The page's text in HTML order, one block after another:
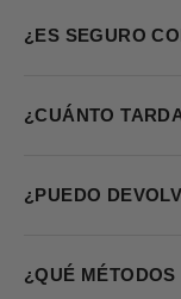
¿ES SEGURO
¿CUÁNTO
¿PUEDO
¿QUÉ